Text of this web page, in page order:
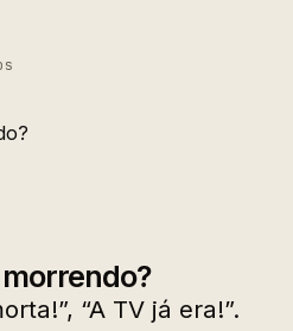
“A TV já era!”.